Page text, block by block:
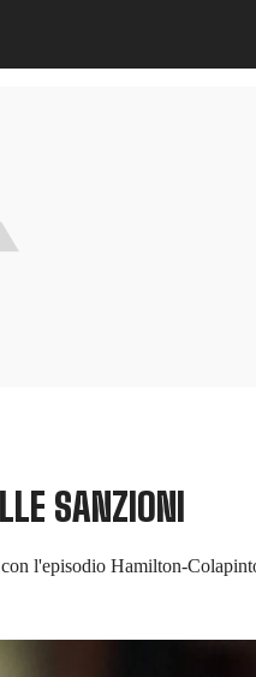
SANZIONI
l'episodio Hamilton-